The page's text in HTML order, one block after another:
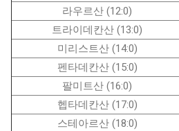
라우르산 (12:0)
트라이데칸산 (13:0)
미리스트산 (14:0)
펜타데칸산 (15:0)
팔미트산 (16:0)
헵타데칸산 (17:0)
스테아르산 (18:0)